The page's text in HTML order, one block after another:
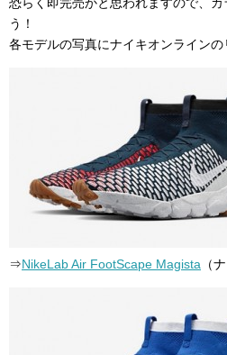
う！
各モデルの写真にナイキオンラインの
⇒NikeLab Air FootScape Magista （